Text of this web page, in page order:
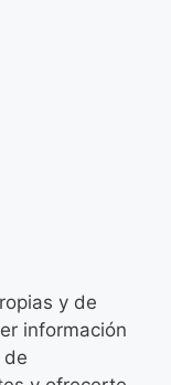
y de
información
de